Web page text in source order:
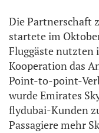
Die Partnerschaft
startete im
Fluggäste nutzten
Kooperation das
Point-to-point-
wurde Emirates
flydubai-Kunden
Passagiere mehr